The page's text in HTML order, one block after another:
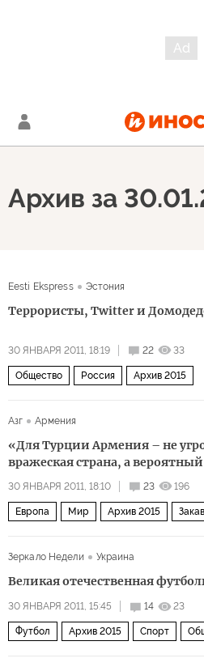
Архив за
Eesti Ekspress Эстония
Террористы, Twitter и
30 ЯНВАРЯ 2011, 18:19 22 33
Общество Россия Архив 2015
Азг Армения
«Для Турции Армения – не
вражеская страна, а вероятный
30 ЯНВАРЯ 2011, 18:10 23 196
Европа Мир Архив 2015
Зеркало Недели
Украина
Великая отечественная
30 ЯНВАРЯ 2011, 15:45 14 23
Футбол Архив 2015 Спорт